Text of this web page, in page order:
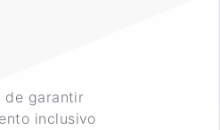
de garantir
inclusivo